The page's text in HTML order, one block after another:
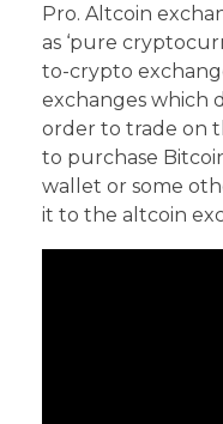
Pro. Altcoin
as ‘pure
to-crypto
exchanges which
order to trade on
to purchase
wallet or some
it to the altcoin